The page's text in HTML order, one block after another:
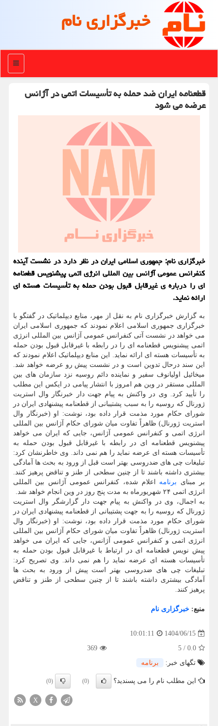
خبرگزاری نام
منو
قطعنامه ایران ضد حمله به تأسیسات اتمی در آژانس
عرضه می شود
خبرگزاری نام: جمهوری اسلامی ایران در نظر دارد در نشست آینده
کنفرانس عمومی آژانس بین المللی انرژی اتمی پیشنویس قطعنامه
ای را درباره ی غیرقابل قبول بودن حمله به تأسیسات هسته ای
ارائه نماید.
به گزارش خبرگزاری نام به نقل از مهر، منابع دیپلماتیک در گفتگو با
خبرگزاری جمهوری اسلامی اعلام نمودند که جمهوری اسلامی ایران
می خواهد در نشست آتی کنفرانس عمومی آژانس بین المللی انرژی
اتمی پیشنویس قطعنامه ای را در رابطه با غیرقابل قبول بودن حمله
به تأسیسات هسته ای ارائه نماید. این منابع دیپلماتیک اعلام نمودند که
این سند درحال تدوین است و در نشست پیش رو عرضه خواهد شد.
میخائیل اولیانوف سفیر و نماینده دائم روسیه نزد سازمان های بین
المللی مستقر در وین هم امروز با انتشار پیامی در ایکس این مطلب
را تأیید کرد. وی در واکنش به پیام جهت دار خبرنگار وال استریت
ژورنال که روسیه را به سبب پشتیبانی از قطعنامه پیشنهادی ایران در
شورای حکام مورد مذمت قرار داده بود، نوشت: او (خبرنگار وال
استریت ژورنال) ظاهراً تفاوت میان شورای حکام آژانس بین المللی
انرژی اتمی و کنفرانس عمومی آژانس، جایی که ایران می خواهد
پیشنویس قطعنامه ای در رابطه با غیرقابل قبول بودن حمله به
تأسیسات هسته ای عرضه نماید را هم نمی داند. وی خاطرنشان کرد:
تبلیغات چی های ضدروسی بهتر است قبل از ورود به بحث ها آمادگی
بیشتری داشته باشند تا از چنین سطحی از طنز و تناقض پرهیز کنند.
بر مبنای برنامه اعلام شده، کنفرانس عمومی آژانس بین المللی
انرژی اتمی ۲۴ شهریورماه به مدت پنج روز در وین انجام خواهد شد.
به اجمال، وی در واکنش به پیام جهت دار گزارشگر وال استریت
ژورنال که روسیه را به جهت پشتیبانی از قطعنامه پیشنهادی ایران در
شورای حکام مورد مذمت قرار داده بود، نوشت: او (خبرنگار وال
استریت ژورنال) ظاهراً تفاوت میان شورای حکام آژانس بین المللی
انرژی اتمی و کنفرانس عمومی آژانس، جایی که ایران می خواهد
پیش نویس قطعنامه ای در ارتباط با غیرقابل قبول بودن حمله به
تأسیسات هسته ای عرضه نماید را هم نمی داند. وی تصریح کرد:
تبلیغات چی های ضدروسی بهتر است پیش از ورود به بحث ها
آمادگی بیشتری داشته باشند تا از چنین سطحی از طنز و تناقض
پرهیز کنند.
منبع: خبرگزاری نام
1404/06/15
10:01:11
0.0
/
5
369
تگهای خبر:
برنامه
این مطلب نام را می پسندید؟ (0)
(0)
X